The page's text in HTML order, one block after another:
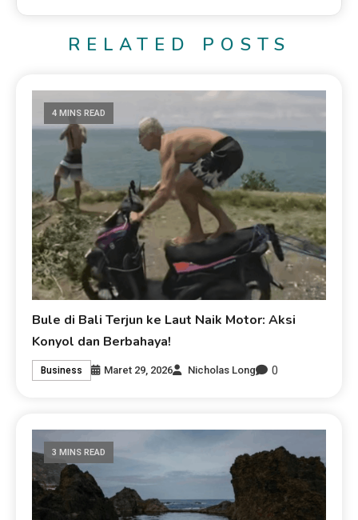
RELATED POSTS
4 MINS READ
Bule di Bali Terjun ke Laut Naik Motor: Aksi
Konyol dan Berbahaya!
Business Maret 29, 2026 Nicholas Long 0
3 MINS READ